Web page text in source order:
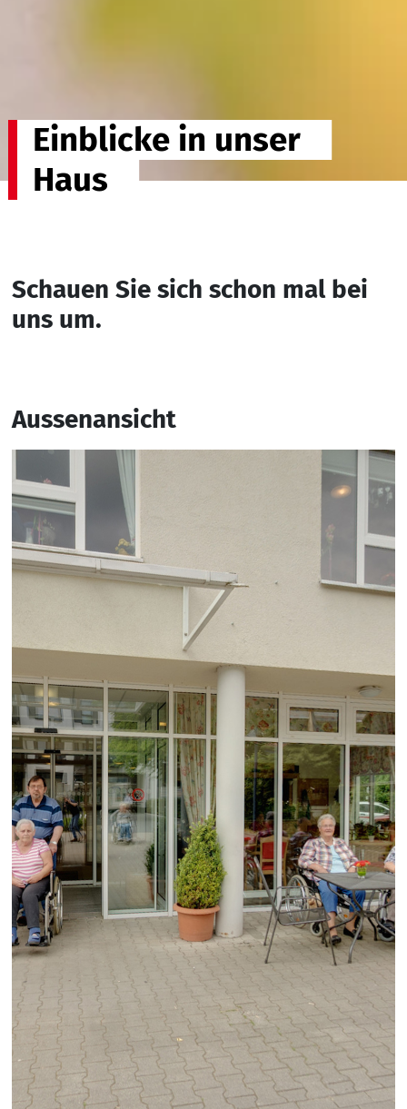
Einblicke in unser
Haus
Schauen Sie sich schon mal bei
uns um.
Aussenansicht